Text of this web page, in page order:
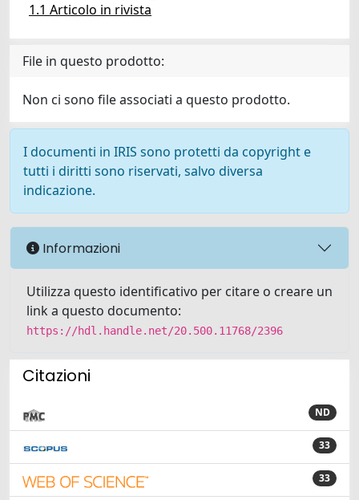
1.1 Articolo in rivista
File in questo prodotto:
Non ci sono file associati a questo prodotto.
I documenti in IRIS sono protetti da copyright e
tutti i diritti sono riservati, salvo diversa
indicazione.
Informazioni
Utilizza questo identificativo per citare o creare un
link a questo documento:
https://hdl.handle.net/20.500.11768/2396
Citazioni
ND
33
33